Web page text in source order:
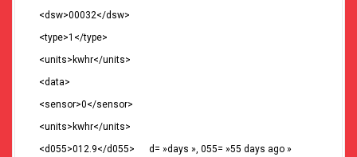
<dsw>00032</dsw>
<type>1</type>
<units>kwhr</units>
<data>
<sensor>0</sensor>
<units>kwhr</units>
<d055>012.9</d055> d= »days », 055= »55 days ago »